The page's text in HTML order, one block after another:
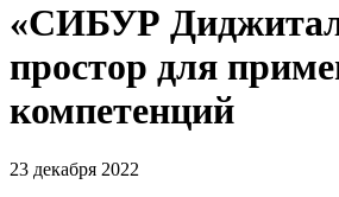
«СИБУР
простор для
компетенций
23 декабря 2022